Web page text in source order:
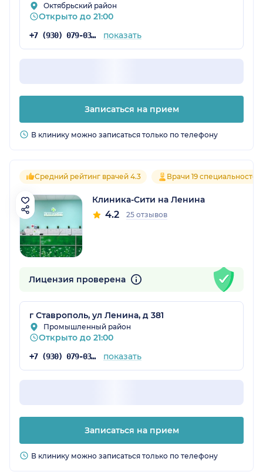
Октябрьский район
Открыто до 21:00
+7 (930) 079-03-80 показать
Записаться на прием
В клинику можно записаться только по телефону
Средний рейтинг врачей 4.3 Врачи 19 специальностей
Клиника-Сити на Ленина
4.2 25 отзывов
Лицензия проверена
г Ставрополь, ул Ленина, д 381
Промышленный район
Открыто до 21:00
+7 (930) 079-03-80 показать
Записаться на прием
В клинику можно записаться только по телефону